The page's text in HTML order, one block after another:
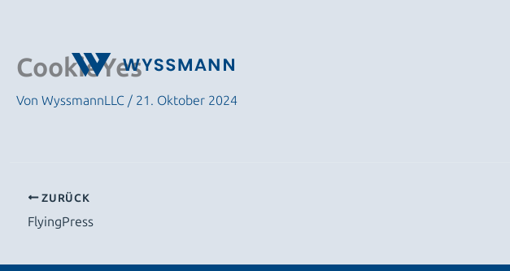
CookieYes
Von WyssmannLLC / 21. Oktober 2024
ZURÜCK
FlyingPress